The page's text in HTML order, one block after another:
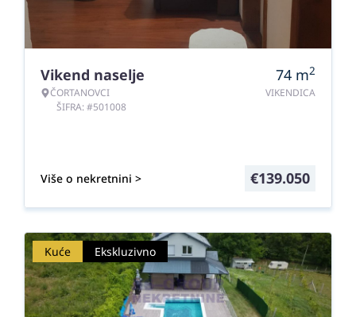
Vikend naselje
ČORTANOVCI
ŠIFRA: #501008
74 m2
VIKENDICA
Više o nekretnini > €139.050
Kuće Ekskluzivno